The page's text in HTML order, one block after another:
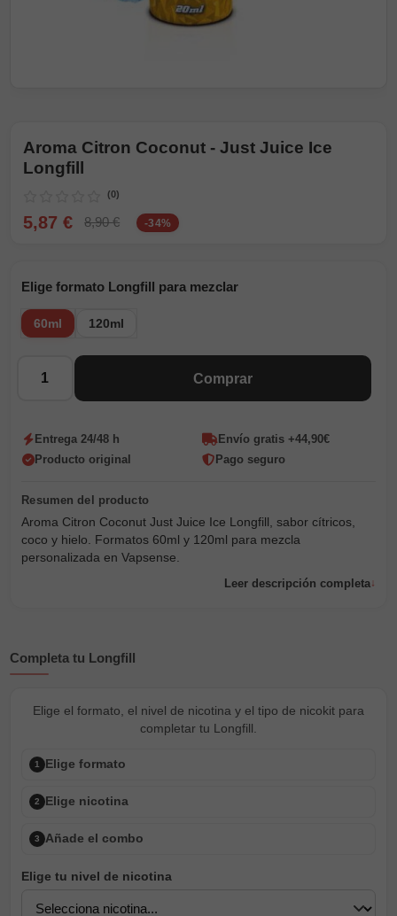
Aroma Citron Coconut - Just Juice Ice
Longfill
(0)
5,87 € 8,90 € -34%
Elige formato Longfill para mezclar
60ml 120ml
Comprar
Entrega 24/48 h
Envío gratis +44,90€
Producto original
Pago seguro
Aroma Citron Coconut Just Juice Ice Longfill, sabor cítricos,
coco y hielo. Formatos 60ml y 120ml para mezcla
personalizada en Vapsense.
Leer descripción completa
Completa tu Longfill
Elige el formato, el nivel de nicotina y el tipo de nicokit para
completar tu Longfill.
1 Elige formato
2 Elige nicotina
3 Añade el combo
Elige tu nivel de nicotina